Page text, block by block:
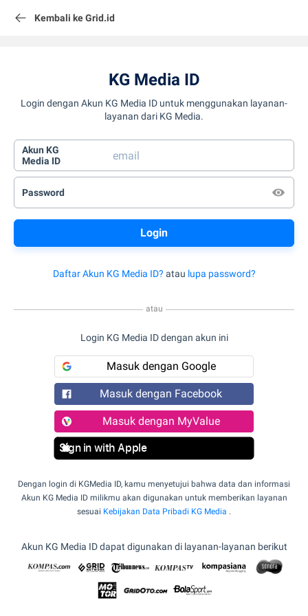
Kembali ke Grid.id
KG Media ID
Login dengan Akun KG Media ID untuk menggunakan layanan-
layanan dari KG Media.
Akun KG
Media ID
Password
Daftar Akun KG Media ID? atau lupa password?
atau
Login KG Media ID dengan akun ini
Masuk dengan Google
Masuk dengan Facebook
Masuk dengan MyValue
Sign in with Apple
Dengan login di KGMedia ID, kamu menyetujui bahwa data dan informasi
Akun KG Media ID milikmu akan digunakan untuk memberikan layanan
sesuai Kebijakan Data Pribadi KG Media .
Akun KG Media ID dapat digunakan di layanan-layanan berikut